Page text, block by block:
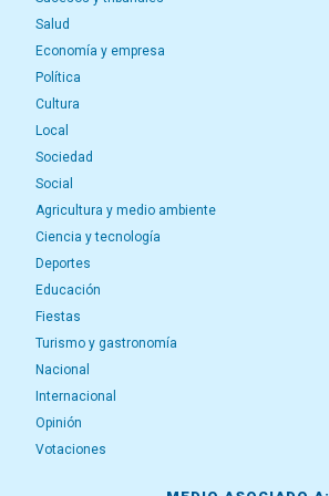
Salud
Economía y empresa
Política
Cultura
Local
Sociedad
Social
Agricultura y medio ambiente
Ciencia y tecnología
Deportes
Educación
Fiestas
Turismo y gastronomía
Nacional
Internacional
Opinión
Votaciones